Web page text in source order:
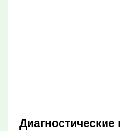
Диагностические